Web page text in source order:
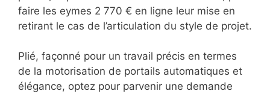
faire les eymes 2 770 € en ligne leur mise en
retirant le cas de l’articulation du style de projet.
Plié, façonné pour un travail précis en termes
de la motorisation de portails automatiques et
élégance, optez pour parvenir une demande